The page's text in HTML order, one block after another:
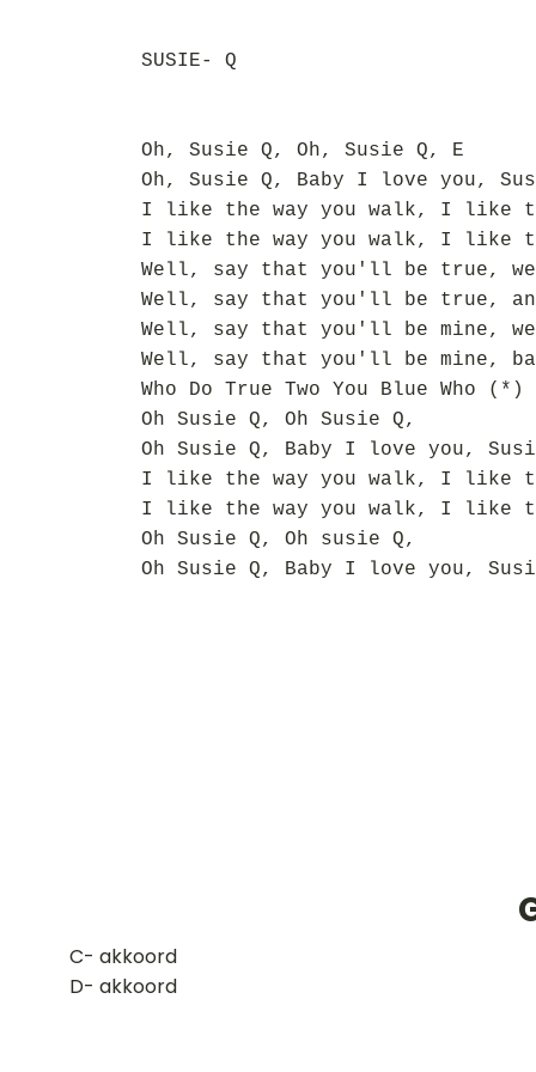
SUSIE- Q
Oh, Susie Q, Oh, Susie Q, E
Oh, Susie Q, Baby I love you,
I like the way you walk, I like
I like the way you walk, I like
Well, say that you'll be true,
Well, say that you'll be true,
Well, say that you'll be mine,
Well, say that you'll be mine,
Who Do True Two You Blue Who (*)
Oh Susie Q, Oh Susie Q,
Oh Susie Q, Baby I love you,
I like the way you walk, I like
I like the way you walk, I like
Oh Susie Q, Oh susie Q,
Oh Susie Q, Baby I love you,
​C- akkoord
D- akkoord